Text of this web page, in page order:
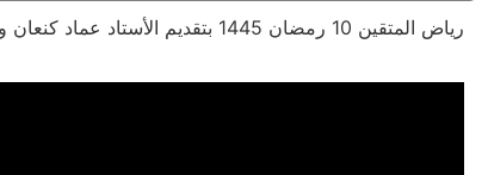
رياض المتقين 10 رمضان 1445 بتقدیم الأستاد عماد کنعان وبحضور الشيخ منتظر الواعظ بموضوع المواعظ المهدوية